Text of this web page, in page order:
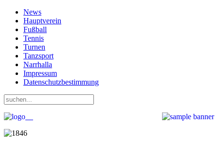
News
Hauptverein
Fußball
Tennis
Turnen
Tanzsport
Narrhalla
Impressum
Datenschutzbestimmung